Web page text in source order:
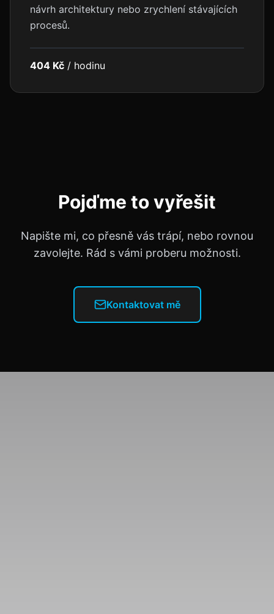
návrh architektury nebo zrychlení stávajících
procesů.
404 Kč / hodinu
Pojďme to vyřešit
Napište mi, co přesně vás trápí, nebo rovnou
zavolejte. Rád s vámi proberu možnosti.
Kontaktovat mě